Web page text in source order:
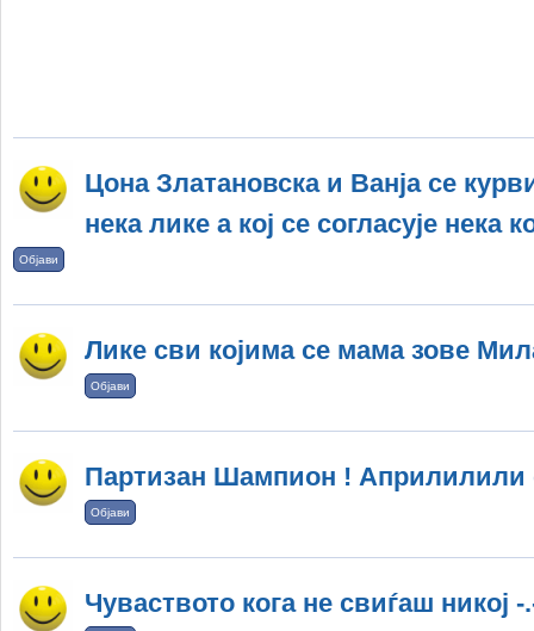
Цона Златановска и Ванја се
нека лике а кој се согласује нека
Објави
Лике сви којима се мама зове
Објави
Партизан Шампион ! Априлилили
Објави
Чуваството кога не свиѓаш никој -